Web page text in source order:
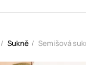
Sukně Semišová